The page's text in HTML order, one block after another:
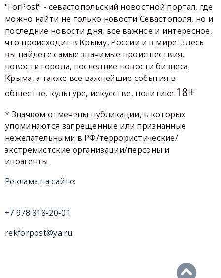
"ForPost" - севастопольский новостной портал, где
можно найти не только новости Севастополя, но и
последние новости дня, все важное и интересное,
что происходит в Крыму, России и в мире. Здесь
вы найдете самые значимые происшествия,
новости города, последние новости бизнеса
Крыма, а также все важнейшие события в
обществе, культуре, искусстве, политике.18+
* Значком отмечены публикации, в которых
упоминаются запрещенные или признанные
нежелательными в РФ/террористические/
экстремистские организации/персоны и
иноагенты.
Реклама на сайте:
+7 978 818-20-01
rekforpost@ya.ru